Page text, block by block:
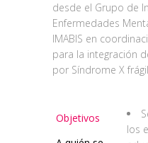
desde el Grupo de
Enfermedades
IMABIS en
para la integración
por Síndrome X
Objetivos
los